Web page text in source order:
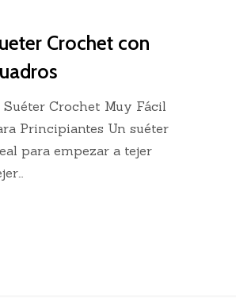
Crochet con
Suéter Crochet Muy Fácil
Principiantes Un suéter
para empezar a tejer